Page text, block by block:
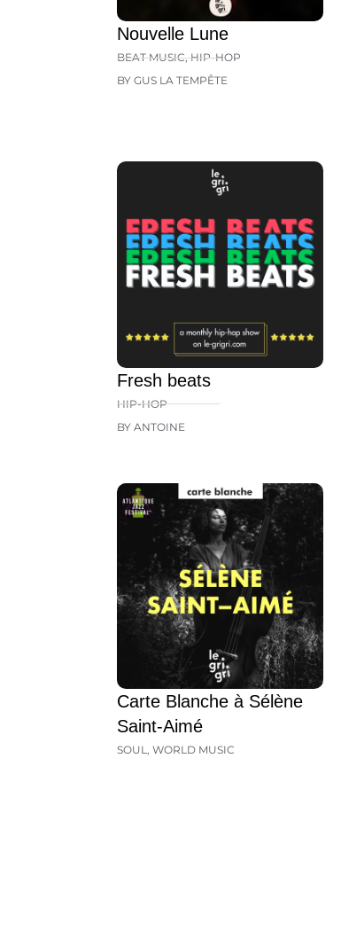
Nouvelle Lune
BEAT MUSIC,HIP-HOP
BY GUS LA TEMPÊTE
Fresh beats
HIP-HOP
BY ANTOINE
Carte Blanche à Sélène
Saint-Aimé
SOUL, WORLD MUSIC